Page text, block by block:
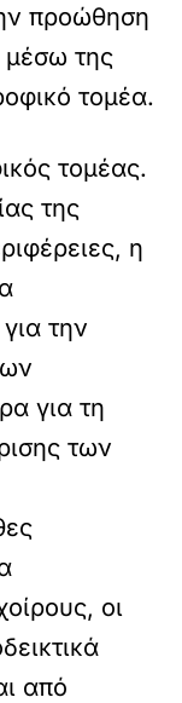
προώθηση
μέσω της
τομέα.
τομέας.
της
η
την
για τη
των
οι
από